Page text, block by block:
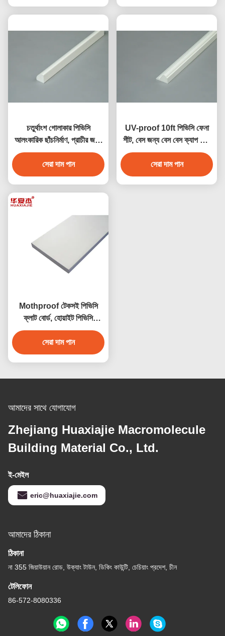
চতুর্থাংশ গোলাকার পিভিসি
আলংকারিক ছাঁচনির্মাণ, প্রাচীর জন্য
পুনর্ব্যবহারযোগ্য শোভাকর ছাঁচনির্মাণ
সেরা দাম পান
UV-proof 10ft পিভিসি ফেনা
শীট, বেস জন্য বেস বেস ক্যাপ সাদা
Vinyl পিভিসি Moldings
সেরা দাম পান
Mothproof টেকসই পিভিসি
ফ্লাট বোর্ড, হোয়াইট পিভিসি
এক্সট্রুশন প্রোফাইল
সেরা দাম পান
আমাদের সাথে যোগাযোগ
Zhejiang Huaxiajie Macromolecule
Building Material Co., Ltd.
ই-মেইল
eric@huaxiajie.com
আমাদের ঠিকানা
ঠিকানা
না 355 জিয়াউয়ান রোড, উক্যাং টাউন, ডিকিং কাউন্টি, চেচিয়াং প্রদেশ, চীন
টেলিফোন
86-572-8080336